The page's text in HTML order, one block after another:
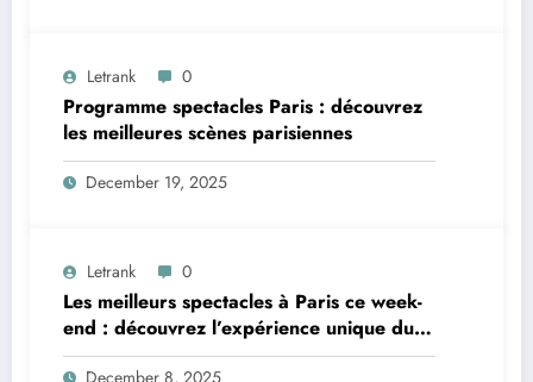
Letrank 0
Programme spectacles Paris : découvrez
les meilleures scènes parisiennes
December 19, 2025
Letrank 0
Les meilleurs spectacles à Paris ce week-
end : découvrez l’expérience unique du
Laurette Théâtre
December 8, 2025